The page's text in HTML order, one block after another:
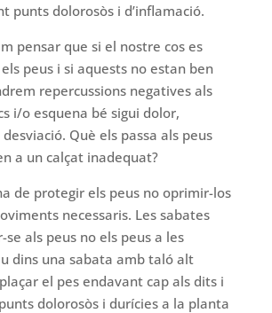
punts dolorosòs i d’inflamació.
pensar que si el nostre cos es
peus i si aquests no estan ben
repercussions negatives als
i/o esquena bé sigui dolor,
Què els passa als peus
a un calçat inadequat?
de protegir els peus no oprimir-los
necessaris. Les sabates
se als peus no els peus a les
dins una sabata amb taló alt
el pes endavant cap als dits i
dolorosòs i durícies a la planta